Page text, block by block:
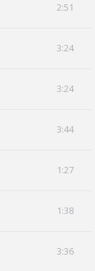
2:51
3:24
3:24
3:44
1:27
1:38
3:36